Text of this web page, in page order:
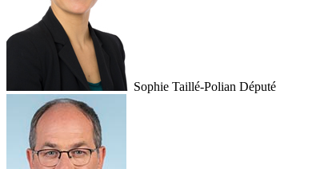
Sophie Taillé-Polian Député